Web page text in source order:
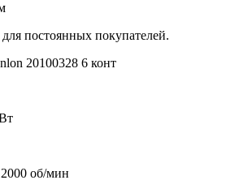
постоянных покупателей.
20100328 6 конт
об/мин